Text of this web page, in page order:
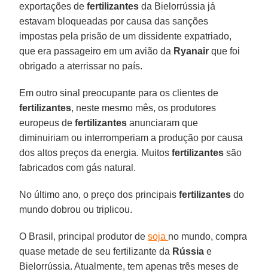
exportações defertilizantes da Bielorrússia já
estavam bloqueadas por causa das sanções
impostas pela prisão de um dissidente expatriado,
que era passageiro em um avião da Ryanair que foi
obrigado a aterrissar no país.
Em outro sinal preocupante para os clientes de
fertilizantes, neste mesmo mês, os produtores
europeus defertilizantes anunciaram que
diminuiriam ou interromperiam a produção por causa
dos altos preços da energia. Muitosfertilizantes são
fabricados com gás natural.
No último ano, o preço dos principaisfertilizantes do
mundo dobrou ou triplicou.
O Brasil, principal produtor desoja no mundo, compra
quase metade de seu fertilizante da Rússia e
Bielorrússia. Atualmente, tem apenas três meses de